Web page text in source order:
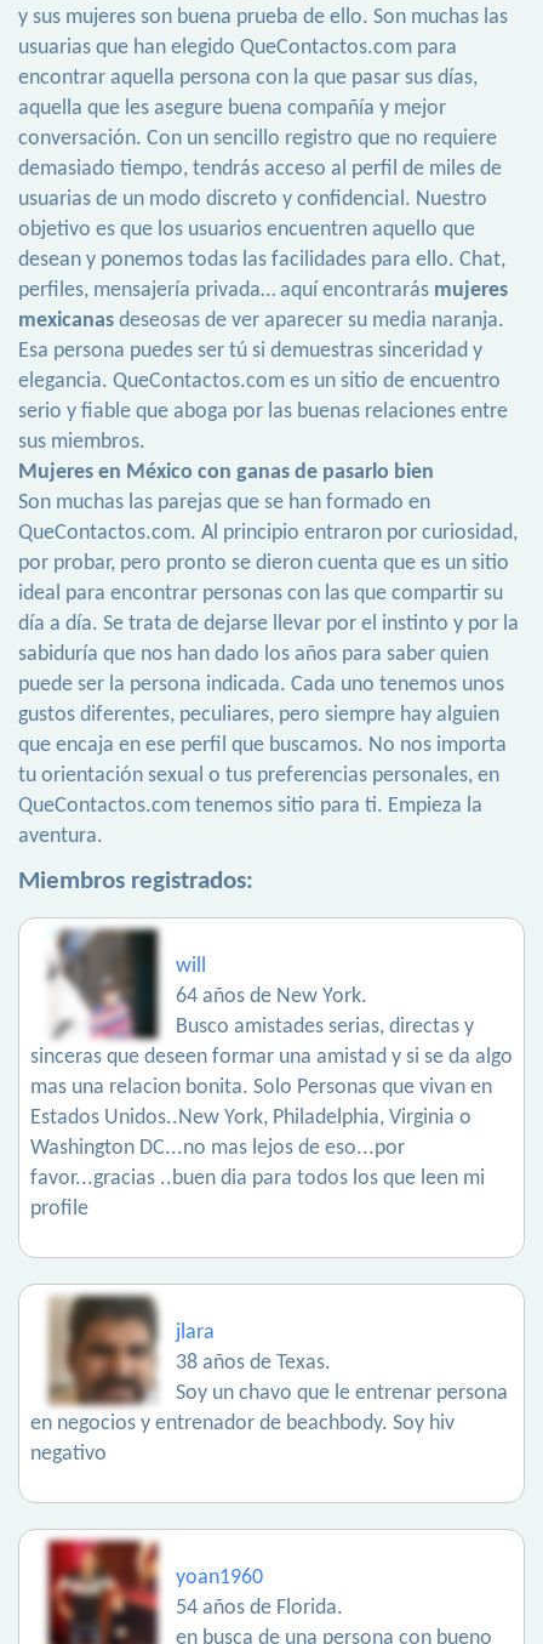
y sus mujeres son buena prueba de ello. Son muchas las
usuarias que han elegido QueContactos.com para
encontrar aquella persona con la que pasar sus días,
aquella que les asegure buena compañía y mejor
conversación. Con un sencillo registro que no requiere
demasiado tiempo, tendrás acceso al perfil de miles de
usuarias de un modo discreto y confidencial. Nuestro
objetivo es que los usuarios encuentren aquello que
desean y ponemos todas las facilidades para ello. Chat,
perfiles, mensajería privada… aquí encontrarás mujeres
mexicanas deseosas de ver aparecer su media naranja.
Esa persona puedes ser tú si demuestras sinceridad y
elegancia. QueContactos.com es un sitio de encuentro
serio y fiable que aboga por las buenas relaciones entre
sus miembros.
Mujeres en México con ganas de pasarlo bien
Son muchas las parejas que se han formado en
QueContactos.com. Al principio entraron por curiosidad,
por probar, pero pronto se dieron cuenta que es un sitio
ideal para encontrar personas con las que compartir su
día a día. Se trata de dejarse llevar por el instinto y por la
sabiduría que nos han dado los años para saber quien
puede ser la persona indicada. Cada uno tenemos unos
gustos diferentes, peculiares, pero siempre hay alguien
que encaja en ese perfil que buscamos. No nos importa
tu orientación sexual o tus preferencias personales, en
QueContactos.com tenemos sitio para ti. Empieza la
aventura.
Miembros registrados:
will
64 años de New York.
Busco amistades serias, directas y
sinceras que deseen formar una amistad y si se da algo
mas una relacion bonita. Solo Personas que vivan en
Estados Unidos..New York, Philadelphia, Virginia o
Washington DC...no mas lejos de eso...por
favor...gracias ..buen dia para todos los que leen mi
profile
jlara
38 años de Texas.
Soy un chavo que le entrenar persona
en negocios y entrenador de beachbody. Soy hiv
negativo
yoan1960
54 años de Florida.
en busca de una persona con bueno